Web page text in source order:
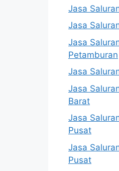
Jasa
Jasa
Jasa
Petamburan
Jasa
Jasa
Barat
Jasa
Pusat
Jasa
Pusat